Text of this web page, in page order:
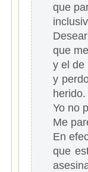
que
que
y el de
y
herido.
Yo no
Me
En
que